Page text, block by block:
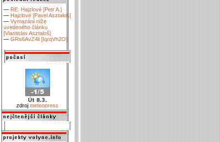
— RE: Hajzlové [Petr A.]
— Hajzlové [Pavel Asztaloš]
— Vymazání níže
uvedeného článku
[Vlastislav Asztaloš]
— GRs6AvZ4li [IqrqVh2O]
zdroj meteopress